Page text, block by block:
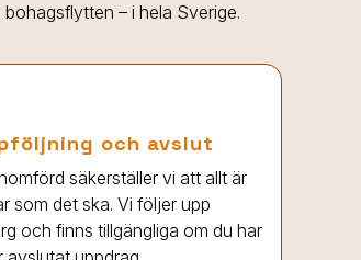
– i hela Sverige.
och avslut
säkerställer vi att allt är
som det ska. Vi följer upp
och finns tillgängliga om du har